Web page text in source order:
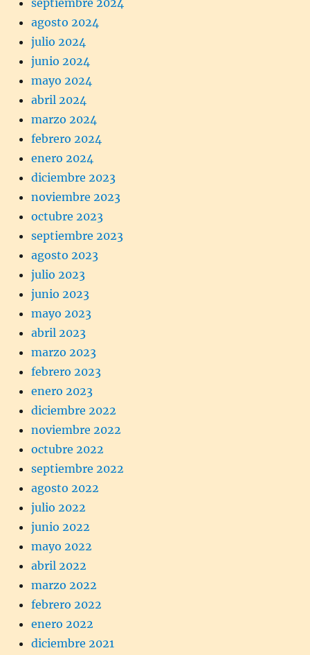
septiembre 2024
agosto 2024
julio 2024
junio 2024
mayo 2024
abril 2024
marzo 2024
febrero 2024
enero 2024
diciembre 2023
noviembre 2023
octubre 2023
septiembre 2023
agosto 2023
julio 2023
junio 2023
mayo 2023
abril 2023
marzo 2023
febrero 2023
enero 2023
diciembre 2022
noviembre 2022
octubre 2022
septiembre 2022
agosto 2022
julio 2022
junio 2022
mayo 2022
abril 2022
marzo 2022
febrero 2022
enero 2022
diciembre 2021